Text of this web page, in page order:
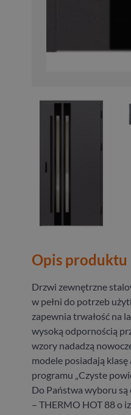
Opis produktu
Drzwi zewnętrzne
w pełni do potrzeb
zapewnia trwałość na
wysoką odpornością
wzory nadadzą
modele posiadają
programu „Czyste
Do Państwa wyboru
– THERMO HOT 88 o